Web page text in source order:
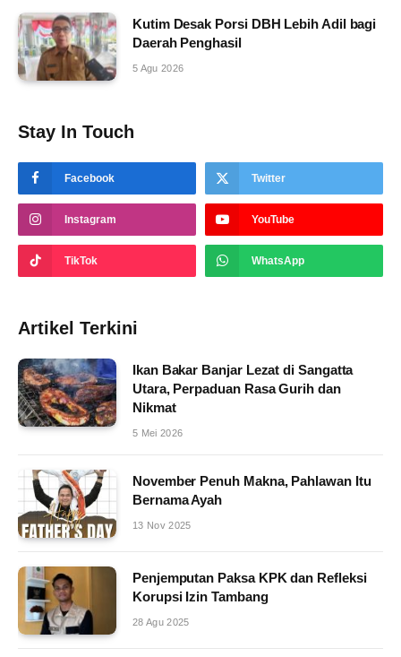
Kutim Desak Porsi DBH Lebih Adil bagi
Daerah Penghasil
5 Agu 2026
Stay In Touch
Facebook Twitter
Instagram YouTube
TikTok WhatsApp
Artikel Terkini
Ikan Bakar Banjar Lezat di Sangatta
Utara, Perpaduan Rasa Gurih dan
Nikmat
5 Mei 2026
November Penuh Makna, Pahlawan Itu
Bernama Ayah
13 Nov 2025
Penjemputan Paksa KPK dan Refleksi
Korupsi Izin Tambang
28 Agu 2025